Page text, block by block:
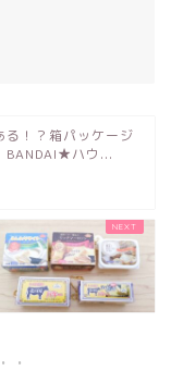
る！？箱パッケージ
BANDAI★ハウ...